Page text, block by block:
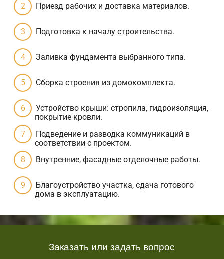
Приезд рабочих и доставка материалов.
Подготовка к началу строительства.
Заливка фундамента выбранного типа.
Сборка строения из домокомплекта.
Устройство крыши: стропила, гидроизоляция,
покрытие кровли.
Подведение и разводка коммуникаций в
соответствии с проектом.
Внутренние, фасадные отделочные работы.
Благоустройство участка, сдача готового
дома в эксплуатацию.
Заказать или задать вопрос